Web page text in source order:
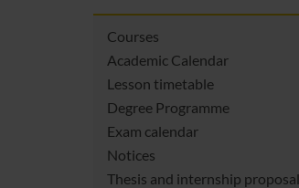
Courses
Academic Calendar
Lesson timetable
Degree Programme
Exam calendar
Notices
Thesis and internship